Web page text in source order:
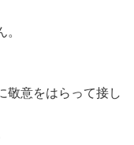
敬意をはらって接し